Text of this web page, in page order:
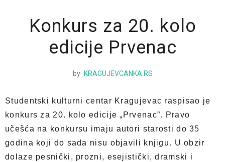
Konkurs za 20. kolo
edicije Prvenac
by KRAGUJEVCANKA.RS
Studentski kulturni centar Kragujevac raspisao je
konkurs za 20. kolo edicije „Prvenac”. Pravo
učešća na konkursu imaju autori starosti do 35
godina koji do sada nisu objavili knjigu. U obzir
dolaze pesnički, prozni, esejistički, dramski i